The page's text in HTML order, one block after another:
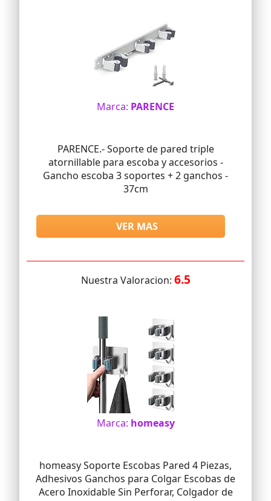
Marca: PARENCE
PARENCE.- Soporte de pared triple
atornillable para escoba y accesorios -
Gancho escoba 3 soportes + 2 ganchos -
37cm
VER MAS
Nuestra Valoracion: 6.5
Marca: homeasy
homeasy Soporte Escobas Pared 4 Piezas,
Adhesivos Ganchos para Colgar Escobas de
Acero Inoxidable Sin Perforar, Colgador de